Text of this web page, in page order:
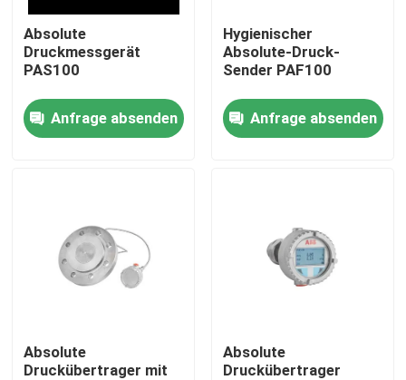
Über uns
Qualitätskontrolle
Referenzen
Psa-Sauerstoff-Generator
Absolute
Druckmessgerät
PAS100
Anfrage absenden
Hygienischer
Absolute-Druck-
Sender PAF100
Anfrage absenden
Absolute
Druckübertrager mit
Absolute
Druckübertrager